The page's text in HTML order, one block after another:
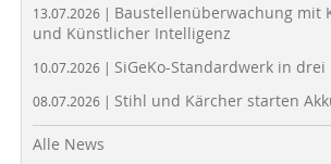
13.07.2026 | Baustellenüberwachung mit
und Künstlicher Intelligenz
10.07.2026 | SiGeKo-Standardwerk in drei
08.07.2026 | Stihl und Kärcher starten
Alle News